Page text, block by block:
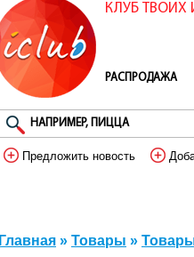
КЛУБ
РАСПРОДАЖА
Предложить новость
Главная » Товары »